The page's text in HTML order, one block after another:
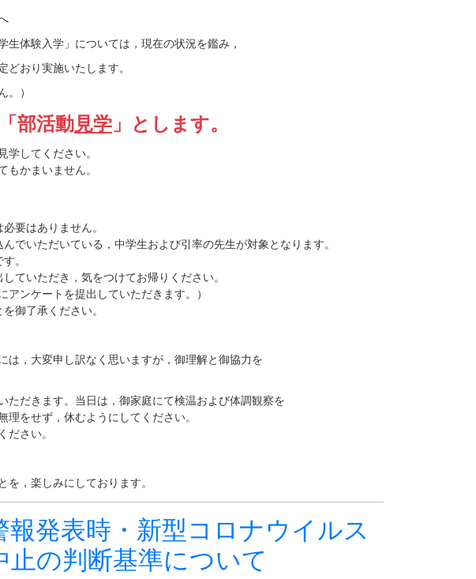
体験入学」については，現在の状況を鑑み，
どおり実施いたします。
）
部活動見学 」とします。
してください。
かまいません。
はありません。
ただいている，中学生および引率の先生が対象となります。
。
いただき，気をつけてお帰りください。
ケートを提出していただきます。）
了承ください。
，大変申し訳なく思いますが，御理解と御協力を
だきます。当日は，御家庭にて検温および体調観察を
をせず，休むようにしてください。
さい。
，楽しみにしております。
発表時・新型コロナウイルス
の判断基準について